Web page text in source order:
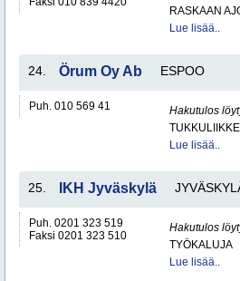
RASKAAN
Lue lisää..
24. Örum Oy Ab ESPOO
Puh. 010 569 41
Hakutulos
Lue lisää..
25. IKH Jyväskylä
Puh. 0201 323 519
Faksi 0201 323 510
Hakutulos
TYÖKALUJA
Lue lisää..